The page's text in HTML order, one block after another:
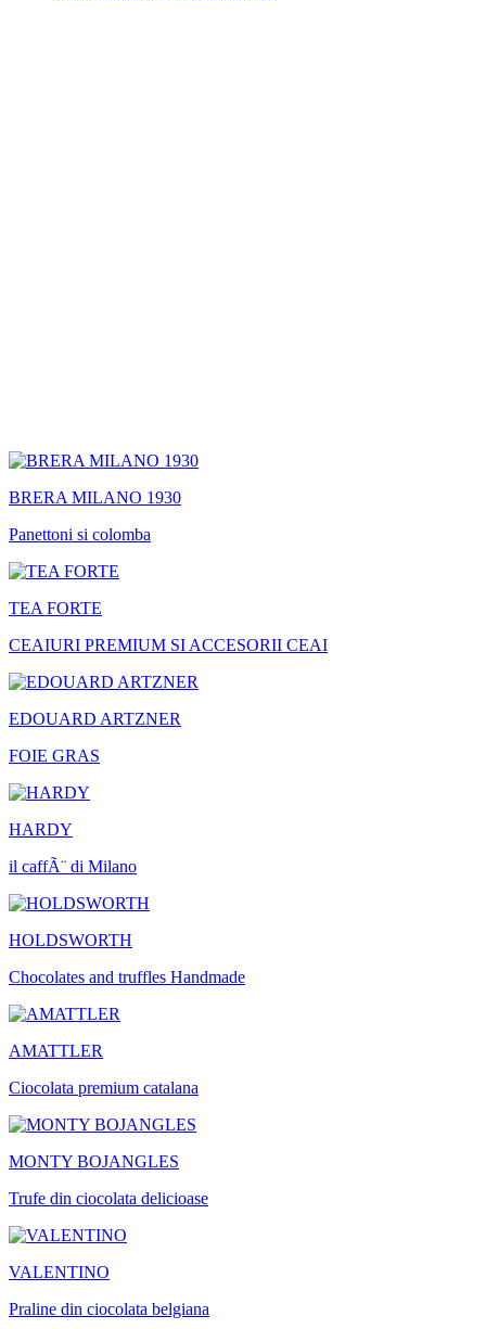
BRERA MILANO 1930
Panettoni si colomba
TEA FORTE
CEAIURI PREMIUM SI ACCESORII CEAI
EDOUARD ARTZNER
FOIE GRAS
HARDY
il caffÃ¨ di Milano
HOLDSWORTH
Chocolates and truffles Handmade
AMATTLER
Ciocolata premium catalana
MONTY BOJANGLES
Trufe din ciocolata delicioase
VALENTINO
Praline din ciocolata belgiana